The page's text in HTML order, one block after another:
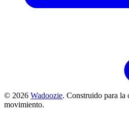
© 2026 Wadoozie. Construido para la
movimiento.